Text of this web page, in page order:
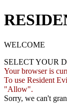
WELCOME
SELECT YOUR
Your browser is
To use Resident
"Allow".
Sorry, we can't